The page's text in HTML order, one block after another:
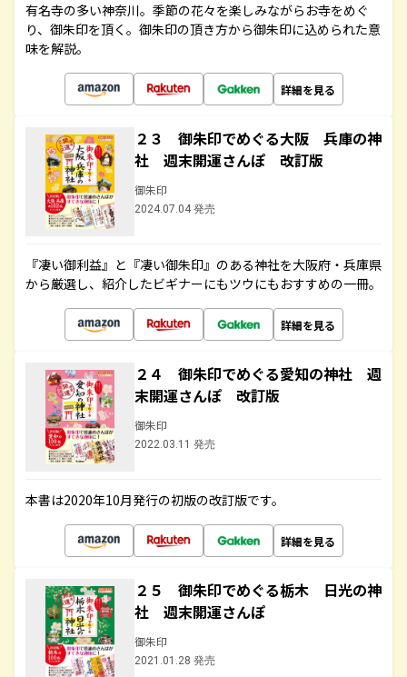
有名寺の多い神奈川。季節の花々を楽しみながらお寺をめぐ
り、御朱印を頂く。御朱印の頂き方から御朱印に込められた意
味を解説。
詳細を見る
２３ 御朱印でめぐる大阪 兵庫の神
社 週末開運さんぽ 改訂版
御朱印
2024.07.04 発売
『凄い御利益』と『凄い御朱印』のある神社を大阪府・兵庫県
から厳選し、紹介したビギナーにもツウにもおすすめの一冊。
詳細を見る
２４ 御朱印でめぐる愛知の神社 週
末開運さんぽ 改訂版
御朱印
2022.03.11 発売
本書は2020年10月発行の初版の改訂版です。
詳細を見る
２５ 御朱印でめぐる栃木 日光の神
社 週末開運さんぽ
御朱印
2021.01.28 発売